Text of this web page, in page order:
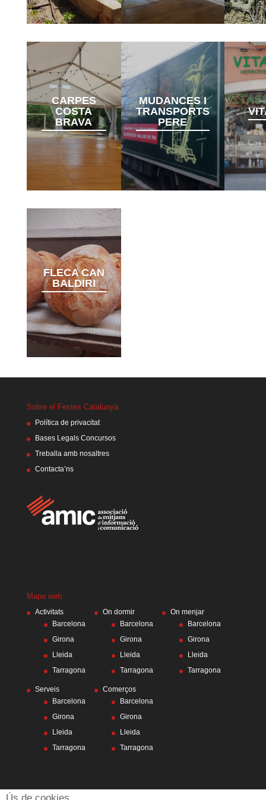
CARPES
COSTA
BRAVA
FLECA CAN
BALDIRI
MUDANCES I
TRANSPORTS
PERE
Sobre el Festes Catalunya
Política de privacitat
Bases Legals Concursos
Treballa amb nosaltres
Contacta’ns
Mapa web
Activitats
Barcelona
Girona
Lleida
Tarragona
On dormir
Barcelona
Girona
Lleida
Tarragona
On menjar
Barcelona
Girona
Lleida
Tarragona
Serveis
Barcelona
Girona
Lleida
Tarragona
Comerços
Barcelona
Girona
Lleida
Tarragona